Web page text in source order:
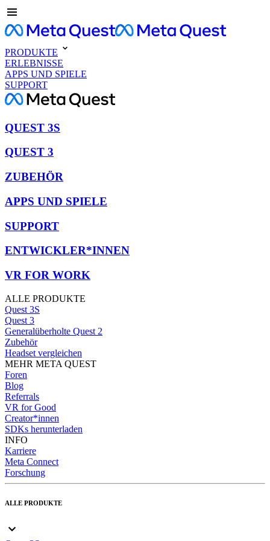
PRODUKTE
ERLEBNISSE
APPS UND SPIELE
SUPPORT
QUEST 3S
QUEST 3
ZUBEHÖR
APPS UND SPIELE
SUPPORT
ENTWICKLER*INNEN
VR FOR WORK
ALLE PRODUKTE
Quest 3S
Quest 3
Generalüberholte Quest 2
Zubehör
Headset vergleichen
MEHR META QUEST
Foren
Blog
Referrals
VR for Good
Creator*innen
SDKs herunterladen
INFO
Karriere
Meta Connect
Forschung
ALLE PRODUKTE